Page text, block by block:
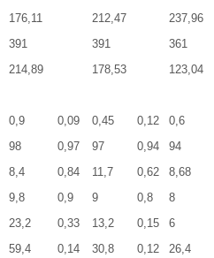
176,11 212,47 237,96
391 391 361
214,89 178,53 123,04
0,9 0,09 0,45 0,12 0,6
98 0,97 97 0,94 94
8,4 0,84 11,7 0,62 8,68
9,8 0,9 9 0,8 8
23,2 0,33 13,2 0,15 6
59,4 0,14 30,8 0,12 26,4